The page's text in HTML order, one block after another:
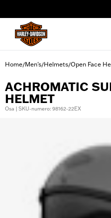
Home/Men's/Helmets/Open Face
ACHROMATIC
HELMET
Osa | SKU-numero: 98162-22EX